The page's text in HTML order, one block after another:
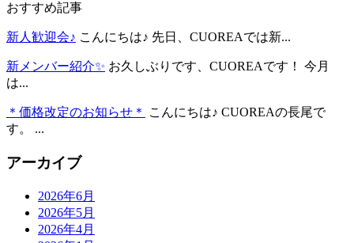
おすすめ記事
新人歓迎会♪ こんにちは♪ 先日、CUOREAでは新...
新メンバー紹介✨ お久しぶりです、CUOREAです！ 今月
は...
＊価格改定のお知らせ＊
こんにちは♪ CUOREAの長尾で
す。 ...
アーカイブ
2026年6月
2026年5月
2026年4月